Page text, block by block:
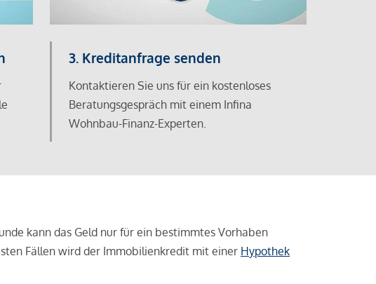
3. Kreditanfrage senden
Kontaktieren Sie uns für ein kostenloses
Beratungsgespräch mit einem Infina
Wohnbau-Finanz-Experten.
kann das Geld nur für ein bestimmtes Vorhaben
Fällen wird der Immobilienkredit mit einer Hypothek